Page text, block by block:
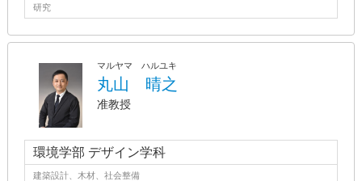
研究
マルヤマ ハルユキ
丸山 晴之
准教授
環境学部 デザイン学科
建築設計、木材、社会整備